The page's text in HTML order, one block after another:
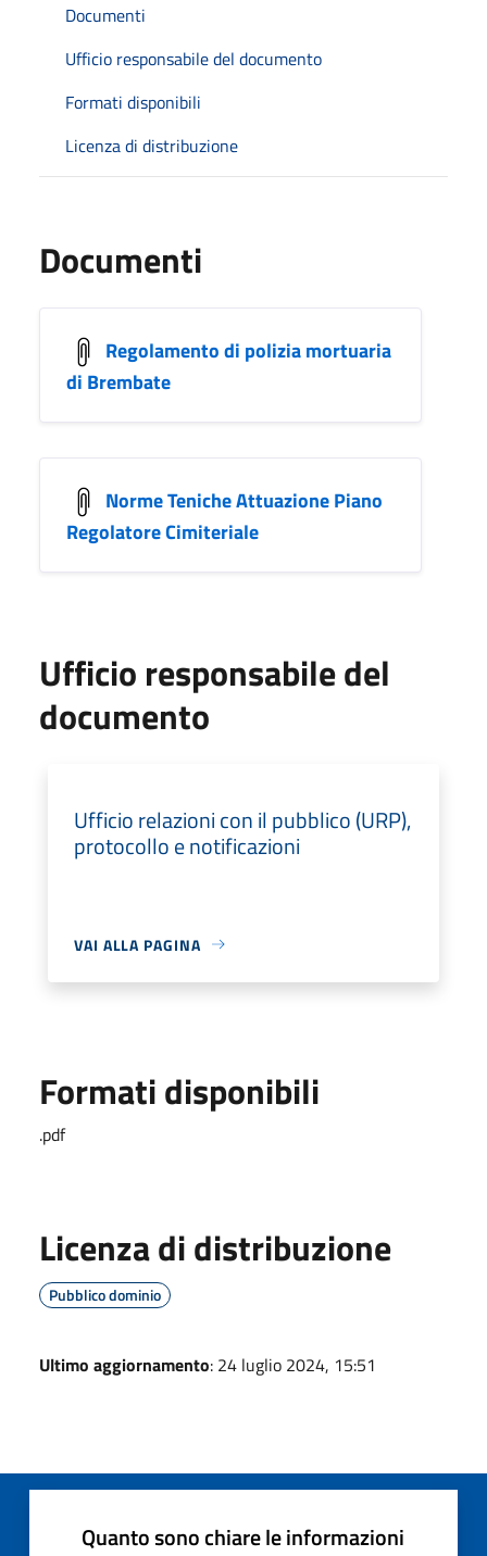
Documenti
Ufficio responsabile del documento
Formati disponibili
Licenza di distribuzione
Documenti
Regolamento di polizia mortuaria
di Brembate
Norme Teniche Attuazione Piano
Regolatore Cimiteriale
Ufficio responsabile del
documento
Ufficio relazioni con il pubblico (URP),
protocollo e notificazioni
VAI ALLA PAGINA
Formati disponibili
.pdf
Licenza di distribuzione
Pubblico dominio
Ultimo aggiornamento: 24 luglio 2024, 15:51
Quanto sono chiare le informazioni